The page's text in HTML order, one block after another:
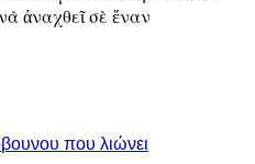
ἀναχθεῖ σὲ ἕναν
που λιώνει